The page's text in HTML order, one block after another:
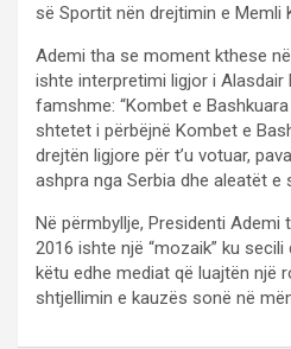
së Sportit nën drejtimin e Memli
Ademi tha se moment kthese
ishte interpretimi ligjor i Alasdair
famshme: “Kombet e
shtetet i përbëjnë Kombet e
drejtën ligjore për t’u votuar,
ashpra nga Serbia dhe aleatët e
Në përmbyllje, Presidenti
2016 ishte një “mozaik” ku
këtu edhe mediat që luajtën një
shtjellimin e kauzës sonë në